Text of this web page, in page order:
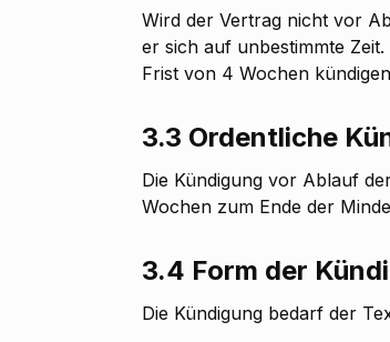
Wird der Vertrag nicht vor
er sich auf unbestimmte
Frist von 4 Wochen
3.3 Ordentliche
Die Kündigung vor Ablauf
Wochen zum Ende der
3.4 Form der
Die Kündigung bedarf der